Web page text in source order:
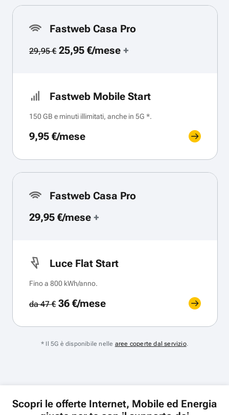
Fastweb Casa Pro
29,95 €25,95 €/mese+
Fastweb Mobile Start
150 GB e minuti illimitati, anche in 5G *.
9,95 €/mese
Fastweb Casa Pro
29,95 €/mese +
Luce Flat Start
Fino a 800 kWh/anno.
da 47 €36 €/mese
* Il 5G è disponibile nelle aree coperte dal servizio.
Scopri le offerte Internet, Mobile ed Energia